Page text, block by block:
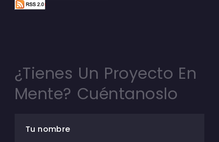
¿Tienes Un Proyecto En
Mente? Cuéntanoslo
Tu nombre